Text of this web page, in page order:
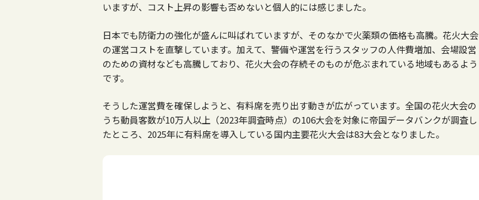
いますが、コスト上昇の影響も否めないと個人的には感じました。
日本でも防衛力の強化が盛んに叫ばれていますが、そのなかで火薬類の価格も高騰。花火大会
の運営コストを直撃しています。加えて、警備や運営を行うスタッフの人件費増加、会場設営
のための資材なども高騰しており、花火大会の存続そのものが危ぶまれている地域もあるよう
です。
そうした運営費を確保しようと、有料席を売り出す動きが広がっています。全国の花火大会の
うち動員客数が10万人以上（2023年調査時点）の106大会を対象に帝国データバンクが調査し
たところ、2025年に有料席を導入している国内主要花火大会は83大会となりました。